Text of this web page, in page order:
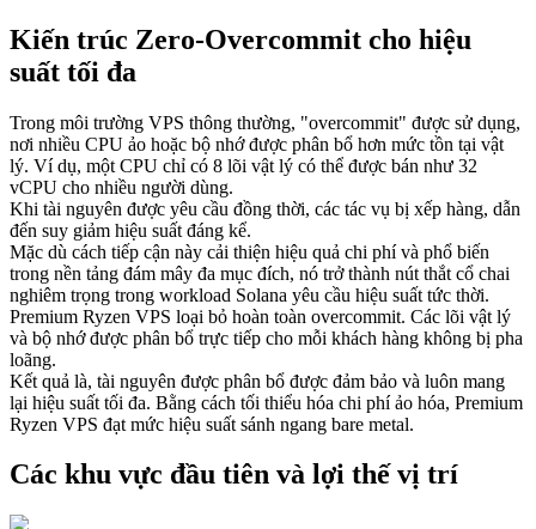
Kiến trúc Zero-Overcommit cho hiệu
suất tối đa
Trong môi trường VPS thông thường, "overcommit" được sử dụng,
nơi nhiều CPU ảo hoặc bộ nhớ được phân bổ hơn mức tồn tại vật
lý. Ví dụ, một CPU chỉ có 8 lõi vật lý có thể được bán như 32
vCPU cho nhiều người dùng.
Khi tài nguyên được yêu cầu đồng thời, các tác vụ bị xếp hàng, dẫn
đến suy giảm hiệu suất đáng kể.
Mặc dù cách tiếp cận này cải thiện hiệu quả chi phí và phổ biến
trong nền tảng đám mây đa mục đích, nó trở thành nút thắt cổ chai
nghiêm trọng trong workload Solana yêu cầu hiệu suất tức thời.
Premium Ryzen VPS loại bỏ hoàn toàn overcommit. Các lõi vật lý
và bộ nhớ được phân bổ trực tiếp cho mỗi khách hàng không bị pha
loãng.
Kết quả là, tài nguyên được phân bổ được đảm bảo và luôn mang
lại hiệu suất tối đa. Bằng cách tối thiểu hóa chi phí ảo hóa, Premium
Ryzen VPS đạt mức hiệu suất sánh ngang bare metal.
Các khu vực đầu tiên và lợi thế vị trí